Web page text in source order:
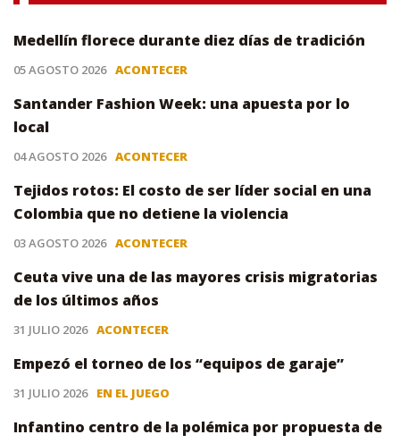
Medellín florece durante diez días de tradición
05 AGOSTO 2026 ACONTECER
Santander Fashion Week: una apuesta por lo
local
04 AGOSTO 2026 ACONTECER
Tejidos rotos: El costo de ser líder social en una
Colombia que no detiene la violencia
03 AGOSTO 2026 ACONTECER
Ceuta vive una de las mayores crisis migratorias
de los últimos años
31 JULIO 2026 ACONTECER
Empezó el torneo de los “equipos de garaje”
31 JULIO 2026 EN EL JUEGO
Infantino centro de la polémica por propuesta de